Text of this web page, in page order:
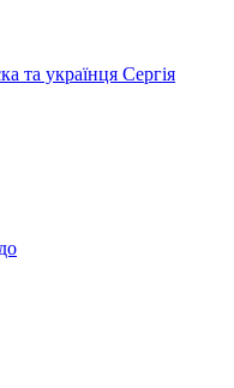
та українця Сергія